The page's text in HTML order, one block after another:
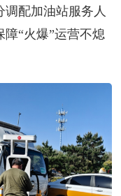
配加油站服务人
“火爆”运营不熄